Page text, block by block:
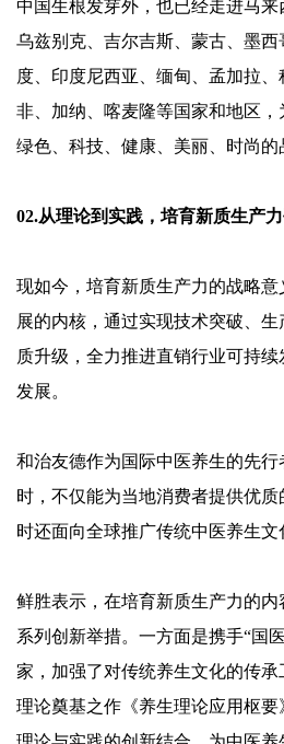
中国生根发芽外，也已经走进马来
乌兹别克、吉尔吉斯、蒙古、墨
度、印度尼西亚、缅甸、孟加拉
非、加纳、喀麦隆等国家和地区
绿色、科技、健康、美丽、时尚的
02.从理论到实践，培育新质生产
现如今，培育新质生产力的战略
展的内核，通过实现技术突破、
质升级，全力推进直销行业可持
发展。
和治友德作为国际中医养生的先
时，不仅能为当地消费者提供优
时还面向全球推广传统中医养生文
鲜胜表示，在培育新质生产力的
系列创新举措。一方面是携手“国
家，加强了对传统养生文化的传
理论奠基之作《养生理论应用枢